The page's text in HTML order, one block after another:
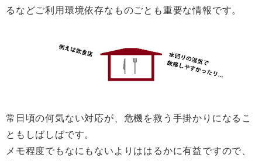
るなどご利用環境依存なものごとも重要な情報です。
常日頃の何気ない対応が、危機を救う手掛かりになるこ
ともしばしばです。
メモ程度でもなにもないよりははるかに有益ですので、